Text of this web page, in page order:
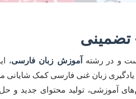
تضمینی
و در رشته آموزش زبان فارسی،
زبان غنی فارسی کمک شایانی
آموزشی، تولید محتوای جدید و